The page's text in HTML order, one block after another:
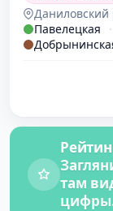
Даниловский
Павелецкая
·
там